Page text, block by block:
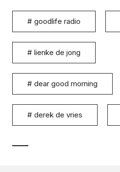
# goodlife radio
# lienke de jong
# dear good morning
# derek de vries